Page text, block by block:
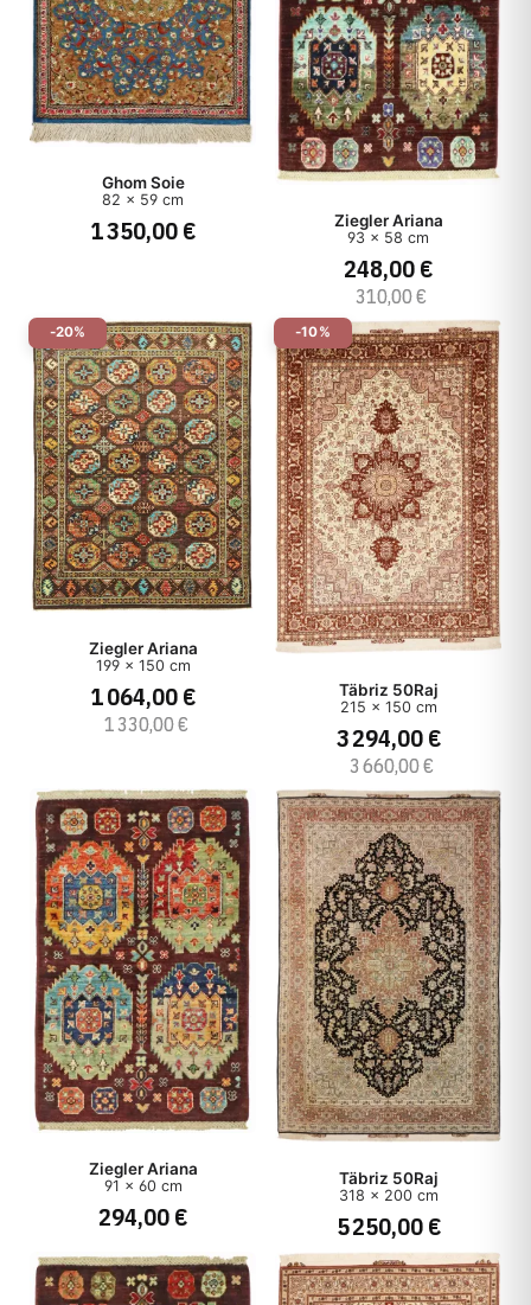
Ghom Soie
82 x 59 cm
1 350,00 € Ziegler Ariana
93 x 58 cm
248,00 €
310,00 €
-20%
Ziegler Ariana
199 x 150 cm
1 064,00 €
1 330,00 €
-10%
Täbriz 50Raj
215 x 150 cm
3 294,00 €
3 660,00 €
Ziegler Ariana
91 x 60 cm
294,00 €
Täbriz 50Raj
318 x 200 cm
5 250,00 €